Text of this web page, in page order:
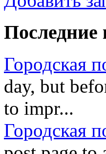
Последние
Городская
day, but
to impr...
Городская